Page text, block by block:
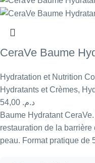
CeraVe Baume
Hydratation et Nutrition
Hydratants et Crèmes,
د.م.
Baume Hydratant
restauration de la
peau. Format pratique de